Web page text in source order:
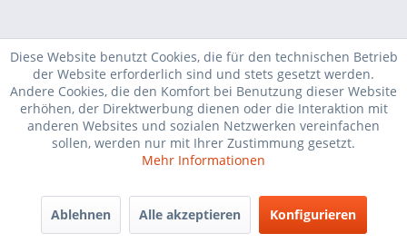
Diese Website benutzt Cookies, die für den technischen Betrieb
der Website erforderlich sind und stets gesetzt werden.
Andere Cookies, die den Komfort bei Benutzung dieser Website
erhöhen, der Direktwerbung dienen oder die Interaktion mit
anderen Websites und sozialen Netzwerken vereinfachen
sollen, werden nur mit Ihrer Zustimmung gesetzt.
Mehr Informationen
Ablehnen Alle akzeptieren Konfigurieren